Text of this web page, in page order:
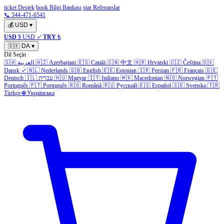
ticket Destek book Bilgi Bankası star Referanslar
📞 544-471-6541
💰 USD ▾
USD $ USD ✓ TRY ₺
🇩🇰 DA ▾
Dil Seçin
🇸🇦 العربية 🇦🇿 Azerbaijani 🇪🇸 Català 🇨🇳 中文 🇭🇷 Hrvatski 🇨🇿 Čeština 🇩🇰
Dansk ✓ 🇳🇱 Nederlands 🇬🇧 English 🇪🇪 Estonian 🇮🇷 Persian 🇫🇷 Français 🇩🇪
Deutsch 🇮🇱 עברית 🇭🇺 Magyar 🇮🇹 Italiano 🇲🇰 Macedonian 🇳🇴 Norwegian 🇵🇹
Português 🇵🇹 Português 🇷🇴 Română 🇷🇺 Русский 🇪🇸 Español 🇸🇪 Svenska 🇹🇷
Türkçe 🌐 Українська